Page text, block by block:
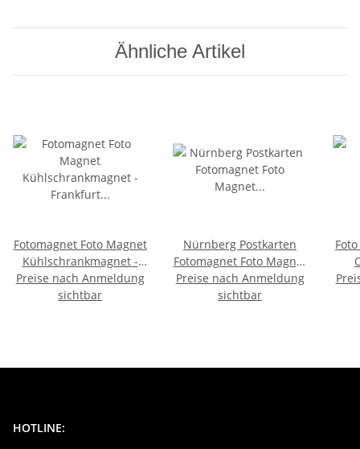
Ähnliche Artikel
Fotomagnet Foto Magnet
Kühlschrankmagnet -
Frankfurt 4 in 1
Preise nach Anmeldung
sichtbar
Nürnberg Postkarten
Fotomagnet Foto Magnet
Frauenkirche Schöner
Brunnen Kirche
Preise nach Anmeldung
sichtbar
HOTLINE: